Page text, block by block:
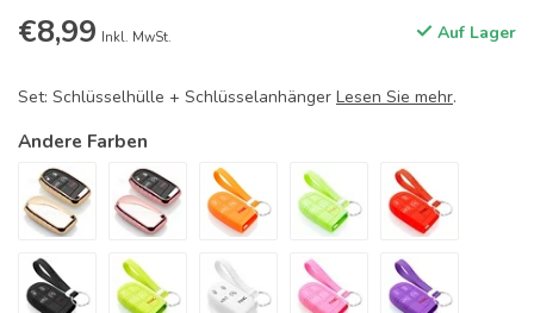
€8,99 Inkl. MwSt. Auf Lager
Set: Schlüsselhülle + Schlüsselanhänger Lesen Sie mehr.
Andere Farben